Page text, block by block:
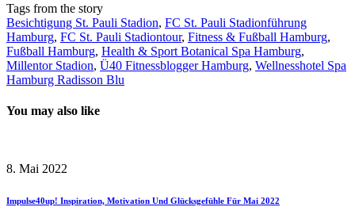
Tags from the story
Besichtigung St. Pauli Stadion, FC St. Pauli Stadionführung
Hamburg, FC St. Pauli Stadiontour, Fitness & Fußball Hamburg,
Fußball Hamburg, Health & Sport Botanical Spa Hamburg,
Millentor Stadion, Ü40 Fitnessblogger Hamburg, Wellnesshotel Spa
Hamburg Radisson Blu
You may also like
8. Mai 2022
Impulse40up! Inspiration, Motivation Und Glücksgefühle Für Mai 2022